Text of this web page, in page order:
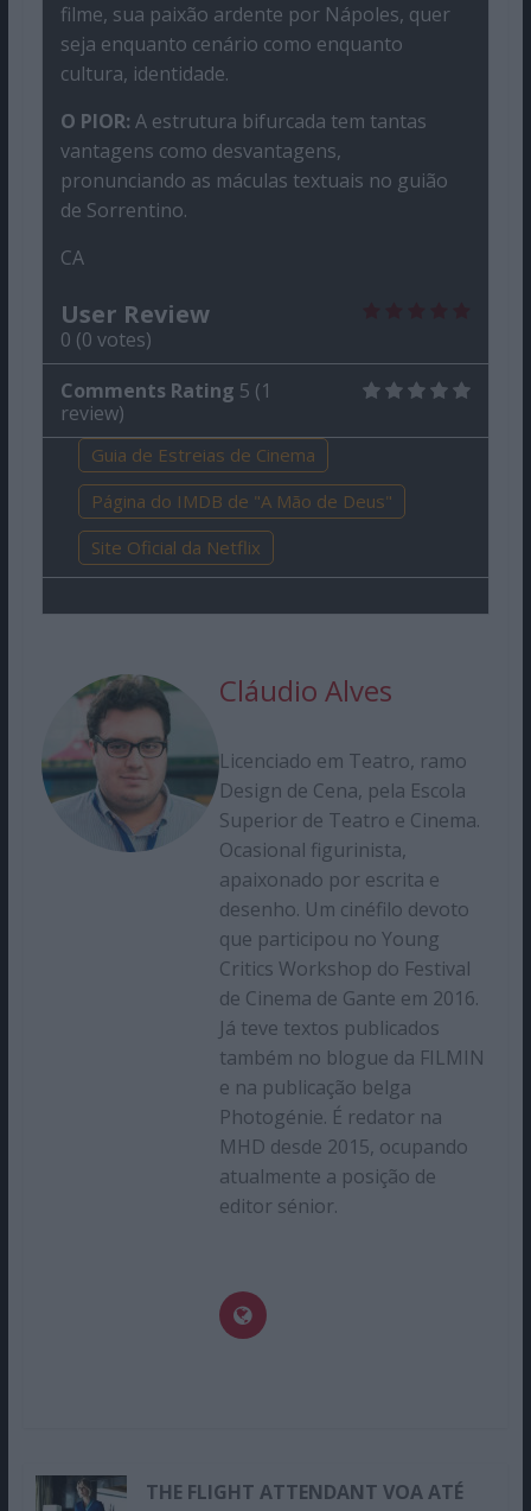
filme, sua paixão ardente por Nápoles, quer
seja enquanto cenário como enquanto
cultura, identidade.
O PIOR: A estrutura bifurcada tem tantas
vantagens como desvantagens,
pronunciando as máculas textuais no guião
de Sorrentino.
CA
User Review
0 (0 votes)
Comments Rating 5 (1
review)
Guia de Estreias de Cinema
Página do IMDB de "A Mão de Deus"
Site Oficial da Netflix
Cláudio Alves
Licenciado em Teatro, ramo
Design de Cena, pela Escola
Superior de Teatro e Cinema.
Ocasional figurinista,
apaixonado por escrita e
desenho. Um cinéfilo devoto
que participou no Young
Critics Workshop do Festival
de Cinema de Gante em 2016.
Já teve textos publicados
também no blogue da FILMIN
e na publicação belga
Photogénie. É redator na
MHD desde 2015, ocupando
atualmente a posição de
editor sénior.
THE FLIGHT ATTENDANT VOA ATÉ